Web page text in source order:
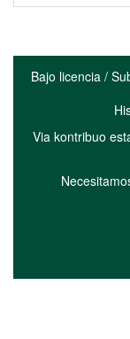
Bajo licencia /
Via kontribuo